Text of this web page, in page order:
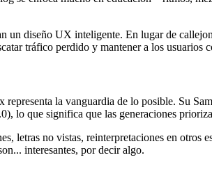
un diseño UX inteligente. En lugar de
tráfico perdido y mantener a los usuarios
la vanguardia de lo posible. Su
lo que significa que las generaciones
letras no vistas, reinterpretaciones en
interesantes, por decir algo.